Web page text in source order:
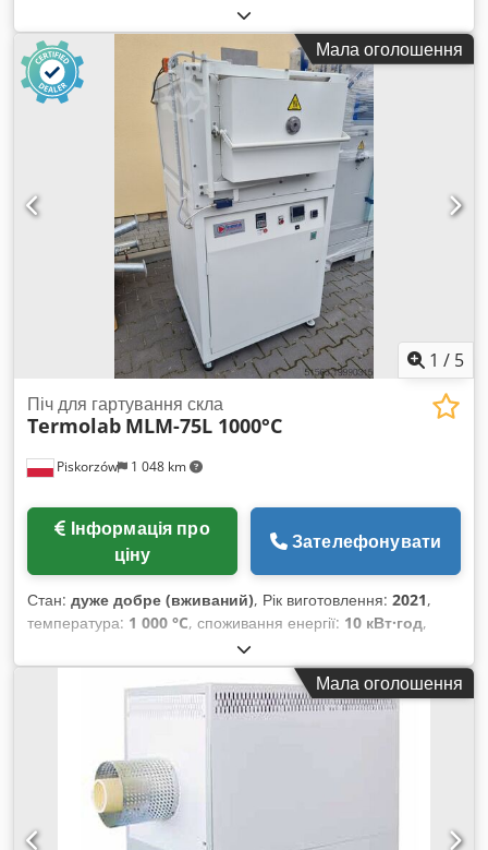
Мала оголошення
1 / 5
Piskorzów 1 048 km
Піч для гартування скла
Termolab MLM-75L 1000°C
ціну
Зателефонувати
Стан: дуже добре (вживаний), Рік виготовлення: 2021,
температура: 1 000 °C, споживання енергії: 10 кВт·год,
Лабораторна піч / Піч для гартування скла Chedjxcb Hnjpfx
Aatoa Максимальна температура: 1000°C
Мала оголошення